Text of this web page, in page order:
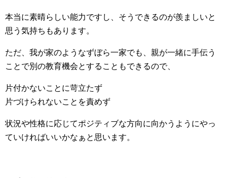
本当に素晴らしい能力ですし、そうできるのが羨ましいと
思う気持ちもあります。
ただ、我が家のようなずぼら一家でも、親が一緒に手伝う
ことで別の教育機会とすることもできるので、
片付かないことに苛立たず
片づけられないことを責めず
状況や性格に応じてポジティブな方向に向かうようにやっ
ていければいいかなぁと思います。